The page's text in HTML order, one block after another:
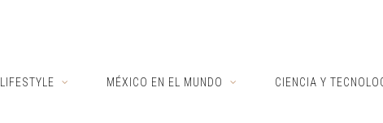
LIFESTYLE MÉXICO EN EL MUNDO CIENCIA Y